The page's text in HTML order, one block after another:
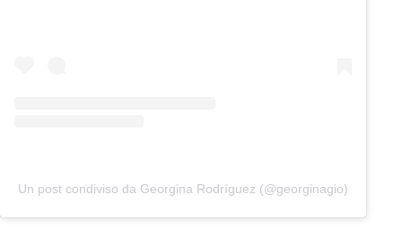
Un post condiviso da Georgina Rodríguez (@georginagio)